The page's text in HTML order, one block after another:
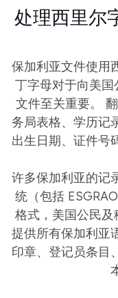
处理西里尔
保加利亚文件使用
丁字母对于向美
文件至关重要。
务局表格、学历记
出生日期、证件号
许多保加利亚的记
统（包括
格式，美国公民
提供所有保加利亚
印章、登记员条目